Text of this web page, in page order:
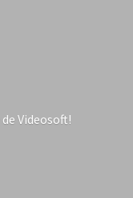
de Videosoft!